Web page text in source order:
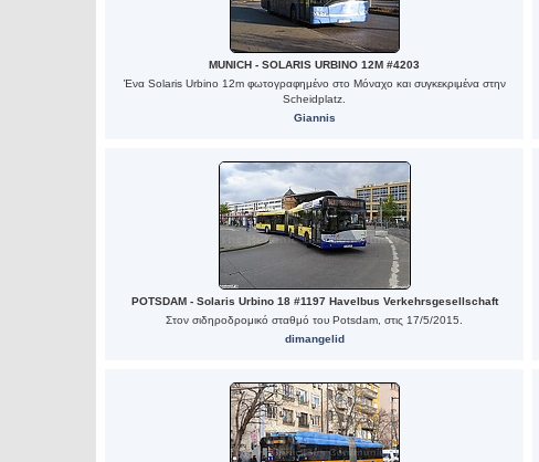
MUNICH - SOLARIS URBINO 12M #4203
Ένα Solaris Urbino 12m φωτογραφημένο στο Μόναχο και συγκεκριμένα στην
Scheidplatz.
Giannis
POTSDAM - Solaris Urbino 18 #1197 Havelbus Verkehrsgesellschaft
Στον σιδηροδρομικό σταθμό του Potsdam, στις 17/5/2015.
dimangelid